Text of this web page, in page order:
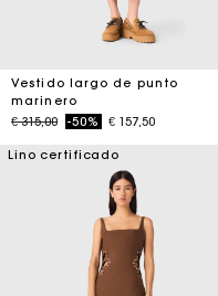
Vestido largo de punto
marinero
Price reduced from
€ 315,00to-50% € 157,50
Lino certificado